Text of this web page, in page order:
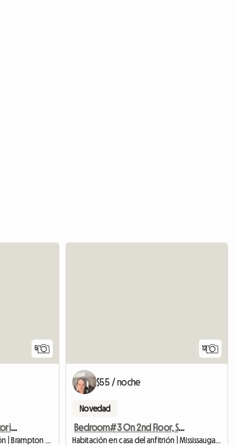
5
Apartamento de 1 dormitorio en sótano completamente amueblado en alquiler
Habitación en casa del anfitrión | Brampton (L7A 3J2)
12
$55 / noche
Novedad
Bedroom#3 On 2nd Floor, Shared Washroom
Habitación en casa del anfitrión | Mississauga (L5N 6T4) | 110 SQFT